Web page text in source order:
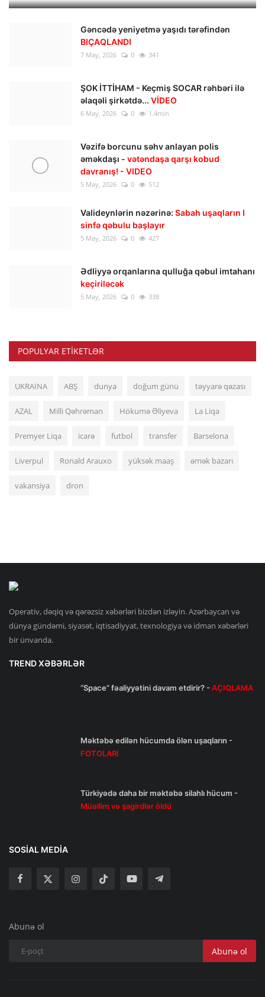
Gəncədə yeniyetmə yaşıdı tərəfindən
BIÇAQLANDI
7 May, 2026 0 341
ŞOK İTTİHAM - Keçmiş SOCAR rəhbəri ilə
əlaqəli şirkətdə... VİDEO
6 May, 2026 0 1.4min
Vəzifə borcunu səhv anlayan polis
əməkdaşı - vətəndaşa qarşı kobud
davranış! - VIDEO
5 May, 2026 0 512
Valideynlərin nəzərinə: Sabah uşaqların I
sinfə qəbulu başlayır
5 May, 2026 0 427
Ədliyyə orqanlarına qulluğa qəbul imtahanı
keçiriləcək
5 May, 2026 0 338
POPULYAR ETIKETLƏR
UKRAİNA ABŞ dunya doğum günü təyyarə qəzası
AZAL Milli Qəhrəman Hökumə Əliyeva La Liqa
Premyer Liqa icarə futbol transfer Barselona
Liverpul Ronald Arauxo yüksək maaş əmək bazarı
vakansiya dron
Operativ, dəqiq və qərəzsiz xəbərləri bizdən izləyin. Azərbaycan və
dünya gündəmi, siyasət, iqtisadiyyat, texnologiya və idman xəbərləri
bir ünvanda.
TREND XƏBƏRLƏR
“Space” fəaliyyətini davam etdirir? -AÇIQLAMA
Məktəbə edilən hücumda ölən uşaqların -
FOTOLARI
Türkiyədə daha bir məktəbə silahlı hücum -
Müəllim və şagirdlər öldü
SOSIAL MEDIA
Abunə ol
Abunə ol